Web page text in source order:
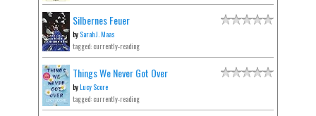
Silbernes Feuer
by Sarah J. Maas
tagged: currently-reading
Things We Never Got Over
byLucy Score
tagged: currently-reading